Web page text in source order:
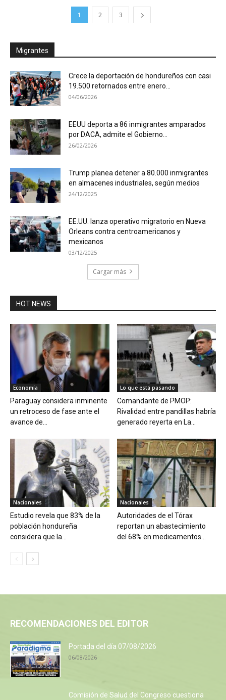
1 2 3
Migrantes
Crece la deportación de hondureños con casi
19.500 retornados entre enero...
04/06/2026
EEUU deporta a 86 inmigrantes amparados
por DACA, admite el Gobierno...
26/02/2026
Trump planea detener a 80.000 inmigrantes
en almacenes industriales, según medios
24/12/2025
EE.UU. lanza operativo migratorio en Nueva
Orleans contra centroamericanos y
mexicanos
03/12/2025
Cargar más
HOT NEWS
Economía
Paraguay considera inminente
un retroceso de fase ante el
avance de...
Lo que está pasando
Comandante de PMOP:
Rivalidad entre pandillas habría
generado reyerta en La...
Nacionales
Estudio revela que 83% de la
población hondureña
considera que la...
Nacionales
Autoridades de el Tórax
reportan un abastecimiento
del 68% en medicamentos...
RECOMENDACIONES DEL EDITOR
Portada del día 07/08/2026
06/08/2026
Comisión de Salud del Congreso cuestiona